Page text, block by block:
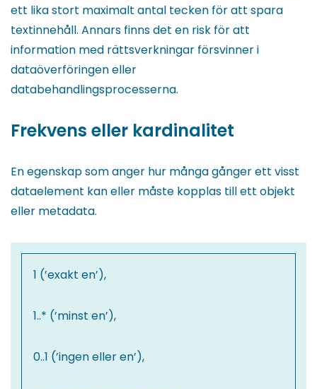
ett lika stort maximalt antal tecken för att spara
textinnehåll. Annars finns det en risk för att
information med rättsverkningar försvinner i
dataöverföringen eller
databehandlingsprocesserna.
Frekvens eller kardinalitet
En egenskap som anger hur många gånger ett visst
dataelement kan eller måste kopplas till ett objekt
eller metadata.
1 (’exakt en’),
1..* (’minst en’),
0..1 (’ingen eller en’),